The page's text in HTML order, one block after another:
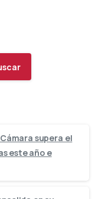
supera el
este año e